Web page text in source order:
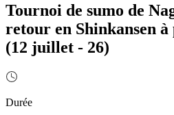
Tournoi de sumo de
retour en Shinkansen
(12 juillet - 26)
Durée